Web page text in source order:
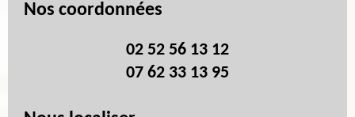
Nos coordonnées
02 52 56 13 12
07 62 33 13 95